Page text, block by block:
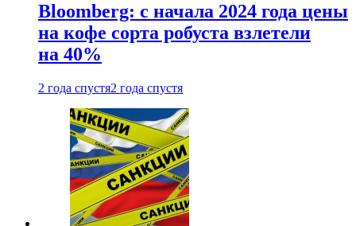
Bloomberg: с начала 2024 года цены
на кофе сорта робуста взлетели
на 40%
2 года спустя2 года спустя